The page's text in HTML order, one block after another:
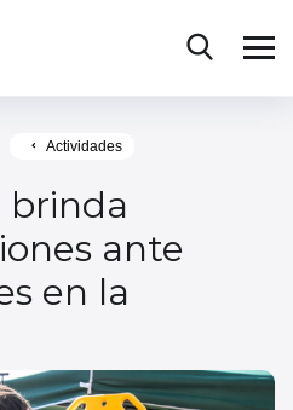
Actividades
brinda
ante
en la